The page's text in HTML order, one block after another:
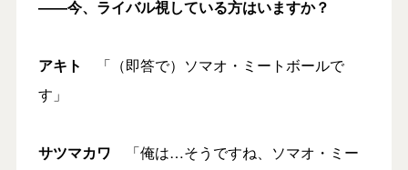
――今、ライバル視している方はいますか？
アキト
「（即答で）ソマオ・ミートボールで
す」
サツマカワ 「俺は…そうですね、ソマオ・ミー